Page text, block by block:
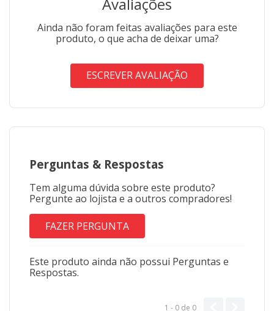
Ainda não foram feitas avaliações para este
produto, o que acha de deixar uma?
ESCREVER AVALIAÇÃO
Perguntas & Respostas
Tem alguma dúvida sobre este produto?
Pergunte ao lojista e a outros compradores!
FAZER PERGUNTA
Este produto ainda não possui Perguntas e
Respostas.
1 - 0 de 0